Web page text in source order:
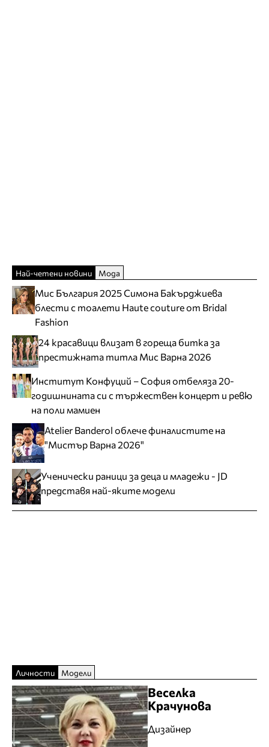
Най-четени новини Мода
Мис България 2025 Симона Бакърджиева
блести с тоалети Haute couture от Bridal
Fashion
24 красавици влизат в гореща битка за
престижната титла Мис Варна 2026
Институт Конфуций – София отбеляза 20-
годишнината си с тържествен концерт и ревю
на поли мамиен
Atelier Banderol облече финалистите на
"Мистър Варна 2026"
Ученически раници за деца и младежи - JD
представя най-яките модели
Личности Модели
Веселка
Крачунова
Дизайнер